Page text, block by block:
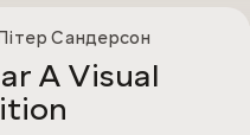
Сандерсон
A Visual